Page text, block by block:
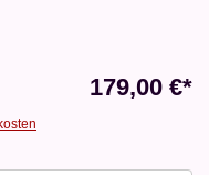
179,00 €*